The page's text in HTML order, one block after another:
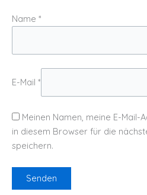
Name *
E-Mail *
Meinen Namen, meine E-Mail-
in diesem Browser für die
speichern.